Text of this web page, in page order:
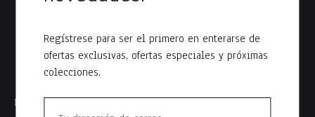
Política de Envíos
Regístrese para ser el primero en enterarse de
ofertas exclusivas, ofertas especiales y próximas
colecciones.